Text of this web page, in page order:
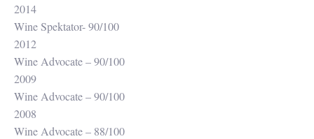
2014
Wine Spektator- 90/100
2012
Wine Advocate – 90/100
2009
Wine Advocate – 90/100
2008
Wine Advocate – 88/100